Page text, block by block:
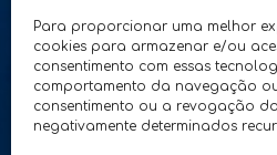
Para proporcionar uma melhor
cookies para armazenar e/ou
consentimento com essas
comportamento da navegação
consentimento ou a revogação
negativamente determinados